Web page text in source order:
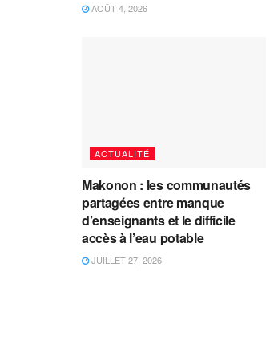
AOÛT 4, 2026
ACTUALITÉ
Makonon : les communautés
partagées entre manque
d’enseignants et le difficile
accès à l’eau potable
JUILLET 27, 2026